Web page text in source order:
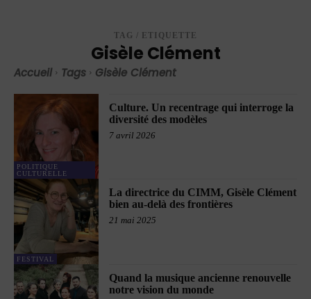
TAG / ETIQUETTE
Gisèle Clément
Accueil Tags Gisèle Clément
POLITIQUE
CULTURELLE
Culture. Un recentrage qui interroge la
diversité des modèles
7 avril 2026
FESTIVAL
La directrice du CIMM, Gisèle Clément
bien au-delà des frontières
21 mai 2025
Quand la musique ancienne renouvelle
notre vision du monde